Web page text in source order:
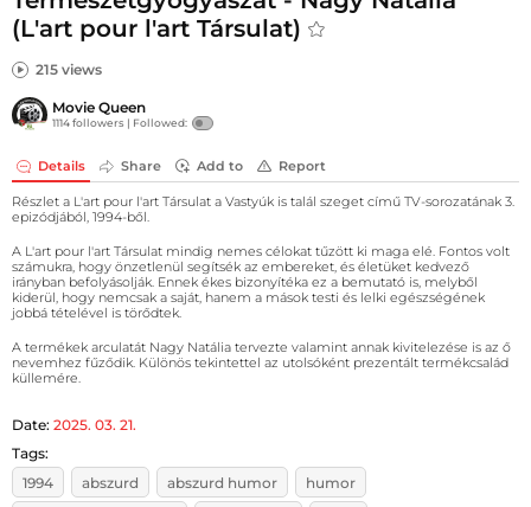
(L'art pour l'art Társulat)
215 views
Movie Queen
1114 followers | Followed:
Details Share Add to Report
Részlet a L'art pour l'art Társulat a Vastyúk is talál szeget című TV-sorozatának 3.
epizódjából, 1994-ből.
A L'art pour l'art Társulat mindig nemes célokat tűzött ki maga elé. Fontos volt
számukra, hogy önzetlenül segítsék az embereket, és életüket kedvező
irányban befolyásolják. Ennek ékes bizonyítéka ez a bemutató is, melyből
kiderül, hogy nemcsak a saját, hanem a mások testi és lelki egészségének
jobbá tételével is törődtek.
A termékek arculatát Nagy Natália tervezte valamint annak kivitelezése is az ő
nevemhez fűződik. Különös tekintettel az utolsóként prezentált termékcsalád
küllemére.
Date: 2025. 03. 21.
Tags:
1994
abszurd abszurd humor
humor